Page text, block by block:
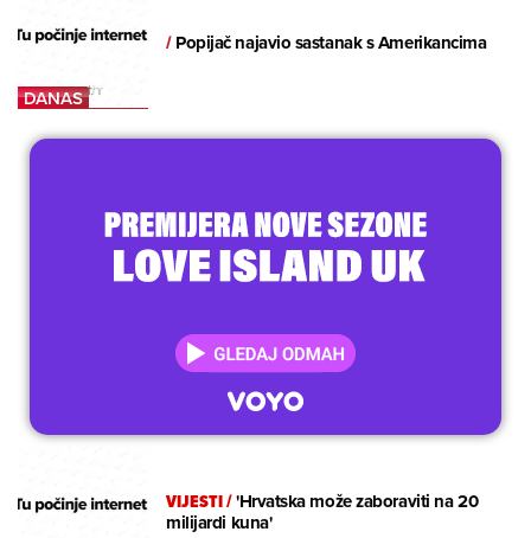
/Popijač najavio sastanak s Amerikancima
VIJESTI/'Hrvatska može zaboraviti na 20
milijardi kuna'